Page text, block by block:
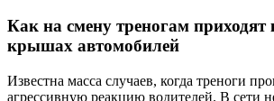
Как на смену треногам
крышах автомобилей
Известна масса случаев, когда треноги
агрессивную реакцию водителей. В сети